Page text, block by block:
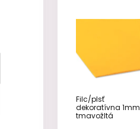
Filc/plsť
dekoratívna 1mm
tmavožltá